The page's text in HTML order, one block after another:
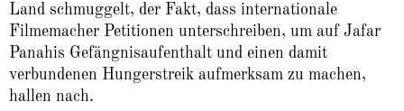
Land schmuggelt, der Fakt, dass internationale
Filmemacher Petitionen unterschreiben, um auf Jafar
Panahis Gefängnisaufenthalt und einen damit
verbundenen Hungerstreik aufmerksam zu machen,
hallen nach.